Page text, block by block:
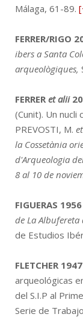
Málaga, 61-89.
FERRER/RIGO
ibers a Santa
arqueològiques,
FERRER et alii
(Cunit). Un nucli
PREVOSTI, M.
la Cossetània
d'Arqueologia
8 al 10 de
FIGUERAS 1956
de La Albufereta
de Estudios
FLETCHER 1947
arqueológicas
del S.I.P al
Serie de